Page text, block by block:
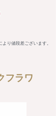
より値段差ございます。
フラワ